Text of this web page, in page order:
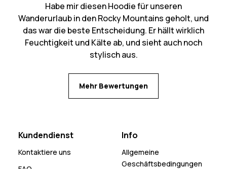
Habe mir diesen Hoodie für unseren
Wanderurlaub in den Rocky Mountains geholt, und
das war die beste Entscheidung. Er hällt wirklich
Feuchtigkeit und Kälte ab, und sieht auch noch
stylisch aus.
Mehr Bewertungen
Kundendienst
Kontaktiere uns
Info
Allgemeine
Geschäftsbedingungen